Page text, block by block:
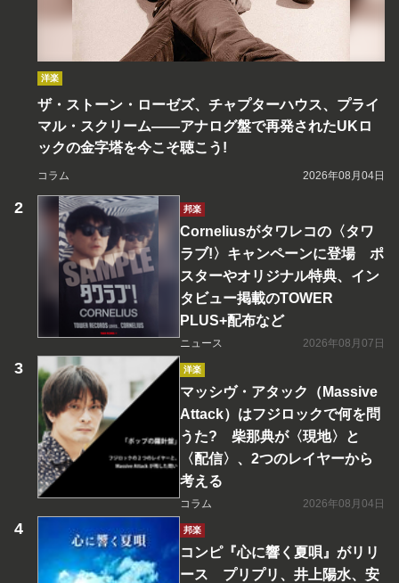
洋楽
ザ・ストーン・ローゼズ、チャプターハウス、プライ
マル・スクリーム――アナログ盤で再発されたUKロ
ックの金字塔を今こそ聴こう!
コラム 2026年08月04日
邦楽
Corneliusがタワレコの〈タワ
ラブ!〉キャンペーンに登場 ポ
スターやオリジナル特典、イン
タビュー掲載のTOWER
PLUS+配布など
ニュース 2026年08月07日
洋楽
マッシヴ・アタック（Massive
Attack）はフジロックで何を問
うた? 柴那典が〈現地〉と
〈配信〉、2つのレイヤーから
考える
コラム 2026年08月04日
邦楽
コンピ『心に響く夏唄』がリリ
ース プリプリ、井上陽水、安